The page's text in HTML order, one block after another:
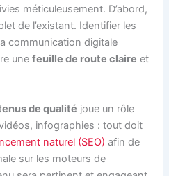
méticuleusement. D’abord,
de l’existant. Identifier les
communication digitale
unefeuille de route claire et
de qualité joue un rôle
infographies : tout doit
naturel (SEO) afin de
sur les moteurs de